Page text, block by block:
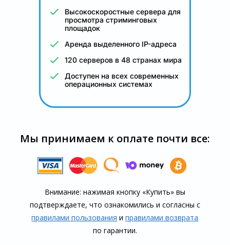
Высокоскоростные сервера для
просмотра стриминговых
площадок
Аренда выделенного IP-адреса
120 серверов в 48 странах мира
Доступен на всех современных
операционных системах
Мы принимаем к оплате почти все:
Внимание: нажимая кнопку «Купить» вы
подтверждаете, что озна­комились и согласны с
правилами пользования иправилами воз­врата
по гарантии.